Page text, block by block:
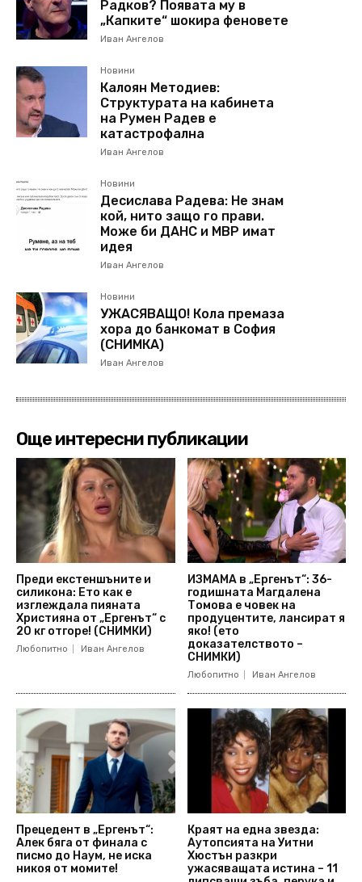
Радков? Появата му в
„Капките“ шокира феновете
Иван Ангелов
Новини
Калоян Методиев:
Структурата на кабинета
на Румен Радев е
катастрофална
Иван Ангелов
Новини
Десислава Радева: Не знам
кой, нито защо го прави.
Може би ДАНС и МВР имат
идея
Иван Ангелов
Новини
УЖАСЯВАЩО! Кола премаза
хора до банкомат в София
(СНИМКА)
Иван Ангелов
Още интересни публикации
Преди екстеншъните и
силикона: Ето как е
изглеждала пияната
Християна от „Ергенът“ с
20 кг отгоре! (СНИМКИ)
Любопитно Иван Ангелов
ИЗМАМА в „Ергенът“: 36-
годишната Магдалена
Томова е човек на
продуцентите, лансират я
яко! (ето
доказателството –
СНИМКИ)
Любопитно Иван Ангелов
Прецедент в „Ергенът“:
Алек бяга от финала с
писмо до Наум, не иска
никоя от момите!
Краят на една звезда:
Аутопсията на Уитни
Хюстън разкри
ужасяващата истина – 11